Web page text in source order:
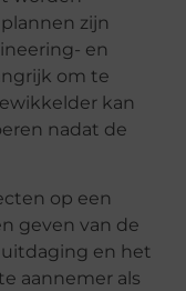
zijn
en
om te
kan
nadat de
op een
geven van de
en het
aannemer als